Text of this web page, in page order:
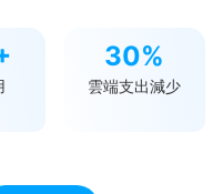
30%
雲端支出減少